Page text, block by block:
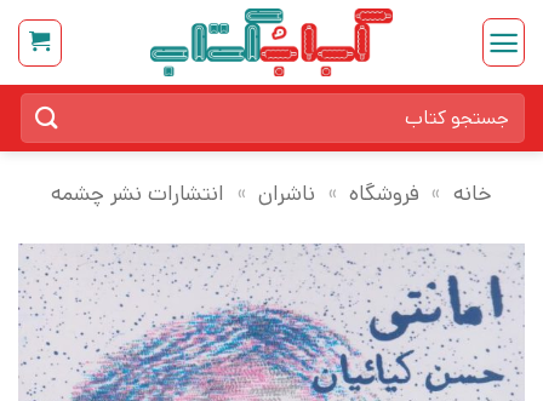
Skip
content
برای:
خانه » فروشگاه » ناشران » انتشارات نشر چشمه